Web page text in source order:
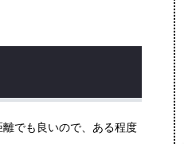
でも良いので、ある程度